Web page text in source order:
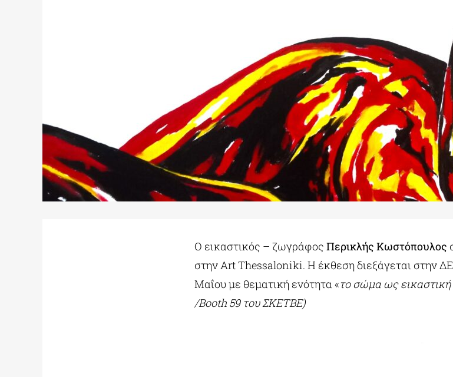
Ο εικαστικός – ζωγράφος Περικλής Κωστόπουλος
στην Art Thessaloniki. Η έκθεση διεξάγεται στην
Μαΐου με θεματική ενότητα «το σώμα ως εικαστική
/Booth59 του ΣΚΕΤΒΕ)